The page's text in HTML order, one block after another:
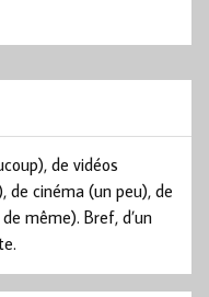
de vidéos
de cinéma (un peu), de
même). Bref, d’un